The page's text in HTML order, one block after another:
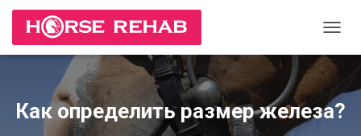
Е
Р
К
Л
Как определить размер железа?